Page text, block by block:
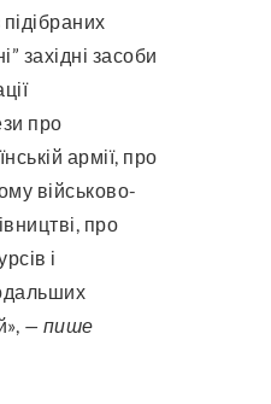
західні засоби
про
армії, про
військово-
про
і
— пише